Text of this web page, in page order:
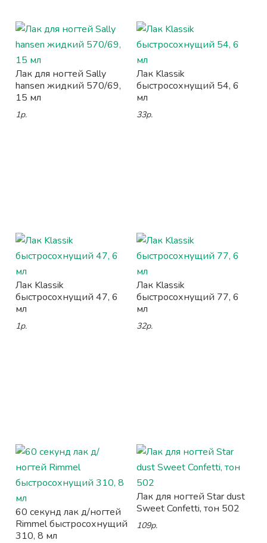
Лак для ногтей Sally
hansen жидкий 570/69,
15 мл
1р.
Лак Klassik
быстросохнущий 54, 6
мл
33р.
Лак Klassik
быстросохнущий 47, 6
мл
1р.
Лак Klassik
быстросохнущий 77, 6
мл
32р.
60 секунд лак д/ногтей
Rimmel быстросохнущий
310, 8 мл
Лак для ногтей Star dust
Sweet Confetti, тон 502
109р.